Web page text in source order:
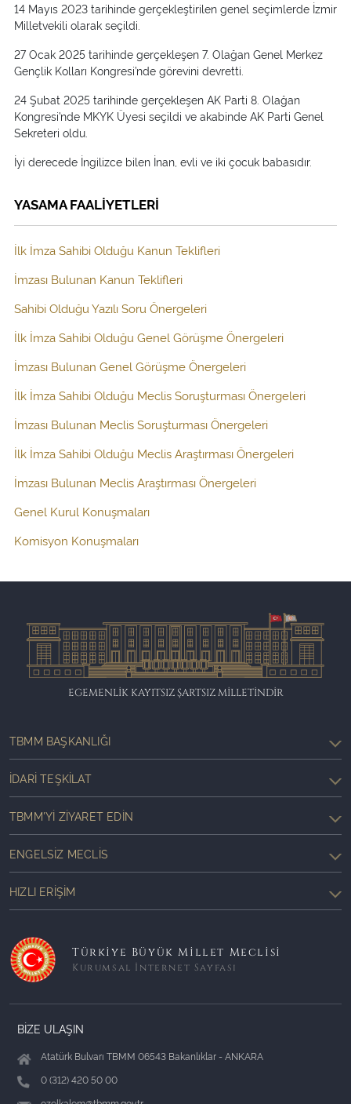
14 Mayıs 2023 tarihinde gerçekleştirilen genel seçimlerde İzmir
Milletvekili olarak seçildi.
27 Ocak 2025 tarihinde gerçekleşen 7. Olağan Genel Merkez
Gençlik Kolları Kongresi’nde görevini devretti.
24 Şubat 2025 tarihinde gerçekleşen AK Parti 8. Olağan
Kongresi’nde MKYK Üyesi seçildi ve akabinde AK Parti Genel
Sekreteri oldu.
İyi derecede İngilizce bilen İnan, evli ve iki çocuk babasıdır.
YASAMA FAALİYETLERİ
İlk İmza Sahibi Olduğu Kanun Teklifleri
İmzası Bulunan Kanun Teklifleri
Sahibi Olduğu Yazılı Soru Önergeleri
İlk İmza Sahibi Olduğu Genel Görüşme Önergeleri
İmzası Bulunan Genel Görüşme Önergeleri
İlk İmza Sahibi Olduğu Meclis Soruşturması Önergeleri
İmzası Bulunan Meclis Soruşturması Önergeleri
İlk İmza Sahibi Olduğu Meclis Araştırması Önergeleri
İmzası Bulunan Meclis Araştırması Önergeleri
Genel Kurul Konuşmaları
Komisyon Konuşmaları
EGEMENLİK KAYITSIZ ŞARTSIZ MİLLETİNDİR
TBMM BAŞKANLIĞI
İDARI TEŞKILAT
TBMM'YI ZIYARET EDIN
ENGELSIZ MECLIS
HIZLI ERIŞIM
Türkiye Büyük Millet Meclisi
Kurumsal İnternet Sayfası
BİZE ULAŞIN
Atatürk Bulvarı TBMM 06543 Bakanlıklar - ANKARA
0 (312) 420 50 00